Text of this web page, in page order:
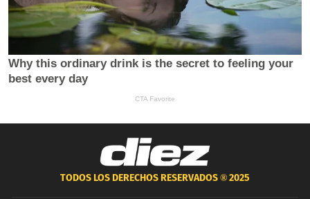
TODOS LOS DERECHOS RESERVADOS ®2025